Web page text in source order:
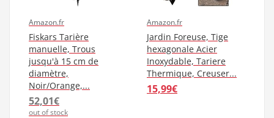
Amazon.fr
Fiskars Tarière
manuelle, Trous
jusqu'à 15 cm de
diamètre,
Noir/Orange,...
52,01€
out of stock
Amazon.fr
Jardin Foreuse, Tige
hexagonale Acier
Inoxydable, Tariere
Thermique, Creuser...
15,99€